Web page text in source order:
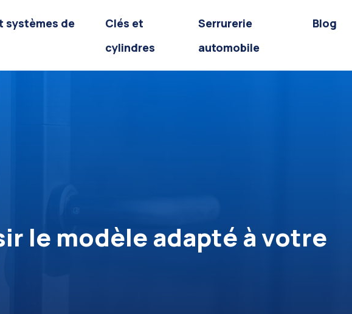
systèmes de
Clés et
cylindres
Serrurerie
automobile
Blog
le modèle adapté à votre